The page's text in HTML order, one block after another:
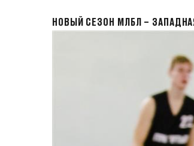
НОВЫЙ СЕЗОН МЛБЛ –